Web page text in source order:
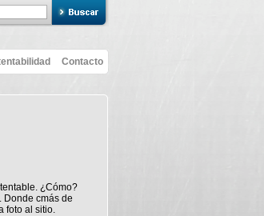
Contacto
¿Cómo?
Donde cmás de
foto al sitio.